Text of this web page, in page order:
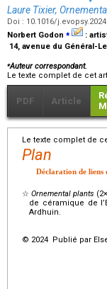
Laure Tixier,
Doi : 10.1016/
Norbert Godon ⁎ :
14, avenue du Général-
⁎Auteur correspondant.
Le texte complet de cet
PDF Article
Le texte complet de
Plan
Déclaration de liens
☆ Ornemental plants
de céramique de
Ardhuin.
© 2024 Publié par